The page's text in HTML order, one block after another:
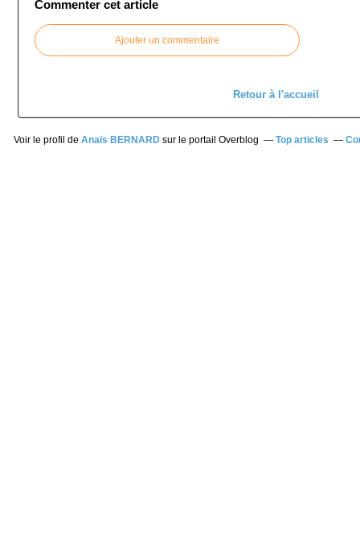
Commenter cet article
Ajouter un commentaire
Retour à l'accueil
Voir le profil de Anaïs BERNARDsur le portail Overblog Top articles